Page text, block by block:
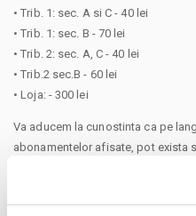
• Trib. 1: sec. A si C - 40 lei
• Trib. 1: sec. B - 70 lei
• Trib. 2: sec. A, C - 40 lei
• Trib.2 sec.B - 60 lei
• Loja: - 300 lei
Va aducem la cunostinta ca pe
abonamentelor afisate, pot exista
suportate de dvs., respectiv: taxe
bilet, comisioane, cost de livrare
prin curier a biletului/